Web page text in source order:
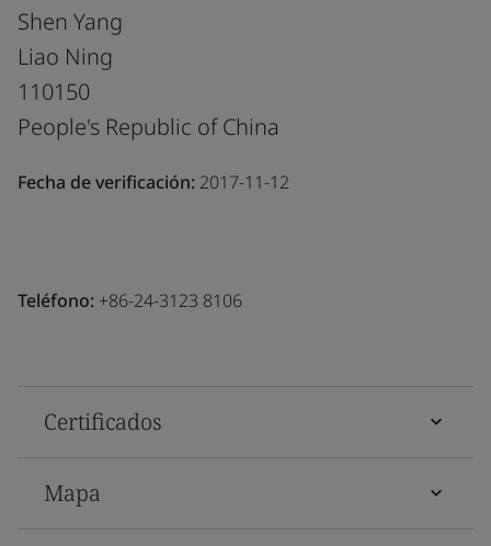
Shen Yang
Liao Ning
110150
People's Republic of China
Fecha de verificación: 2017-11-12
Teléfono: +86-24-3123 8106
Certificados
Mapa